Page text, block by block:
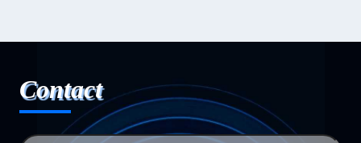
Contact